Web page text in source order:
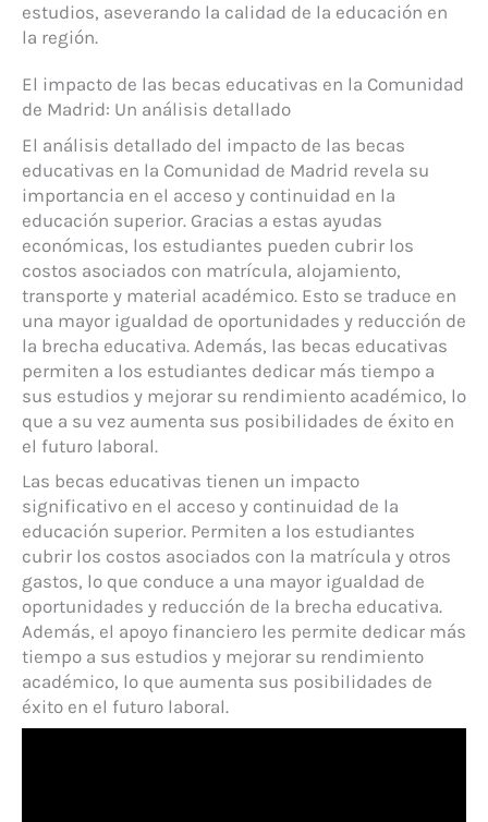
estudios, aseverando la calidad de la educación en
la región.
El impacto de las becas educativas en la Comunidad
de Madrid: Un análisis detallado
El análisis detallado del impacto de las becas
educativas en la Comunidad de Madrid revela su
importancia en el acceso y continuidad en la
educación superior. Gracias a estas ayudas
económicas, los estudiantes pueden cubrir los
costos asociados con matrícula, alojamiento,
transporte y material académico. Esto se traduce en
una mayor igualdad de oportunidades y reducción de
la brecha educativa. Además, las becas educativas
permiten a los estudiantes dedicar más tiempo a
sus estudios y mejorar su rendimiento académico, lo
que a su vez aumenta sus posibilidades de éxito en
el futuro laboral.
Las becas educativas tienen un impacto
significativo en el acceso y continuidad de la
educación superior. Permiten a los estudiantes
cubrir los costos asociados con la matrícula y otros
gastos, lo que conduce a una mayor igualdad de
oportunidades y reducción de la brecha educativa.
Además, el apoyo financiero les permite dedicar más
tiempo a sus estudios y mejorar su rendimiento
académico, lo que aumenta sus posibilidades de
éxito en el futuro laboral.